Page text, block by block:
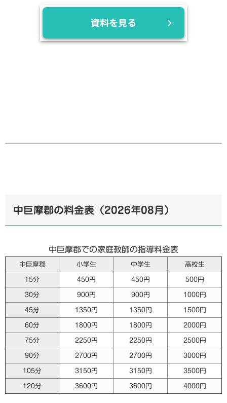
資料を見る
中巨摩郡の料金表（2026年08月 ）
中巨摩郡での家庭教師の指導料金表
中巨摩郡 小学生 中学生 高校生
15分 450円 450円 500円
30分 900円 900円 1000円
45分 1350円 1350円 1500円
60分 1800円 1800円 2000円
75分 2250円 2250円 2500円
90分 2700円 2700円 3000円
105分 3150円 3150円 3500円
120分 3600円 3600円 4000円